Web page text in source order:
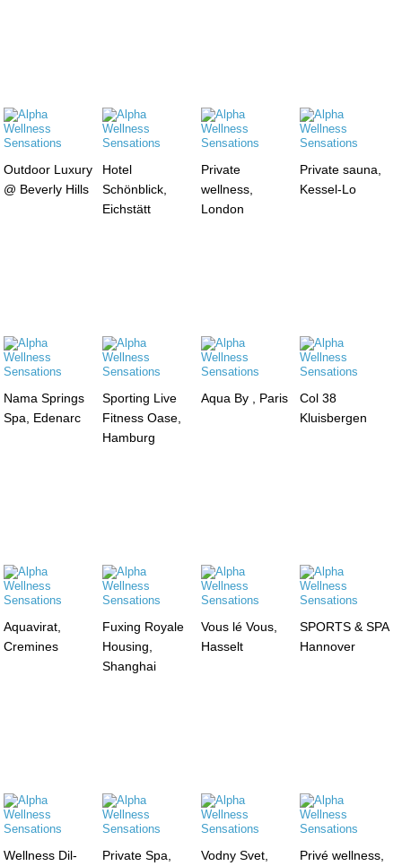
Outdoor Luxury
@ Beverly Hills
Hotel
Schönblick,
Eichstätt
Private
wellness,
London
Private sauna,
Kessel-Lo
Nama Springs
Spa, Edenarc
Sporting Live
Fitness Oase,
Hamburg
Aqua By , Paris
Col 38
Kluisbergen
Aquavirat,
Cremines
Fuxing Royale
Housing,
Shanghai
Vous lé Vous,
Hasselt
SPORTS & SPA
Hannover
Wellness Dil-
Private Spa,
Vodny Svet,
Privé wellness,